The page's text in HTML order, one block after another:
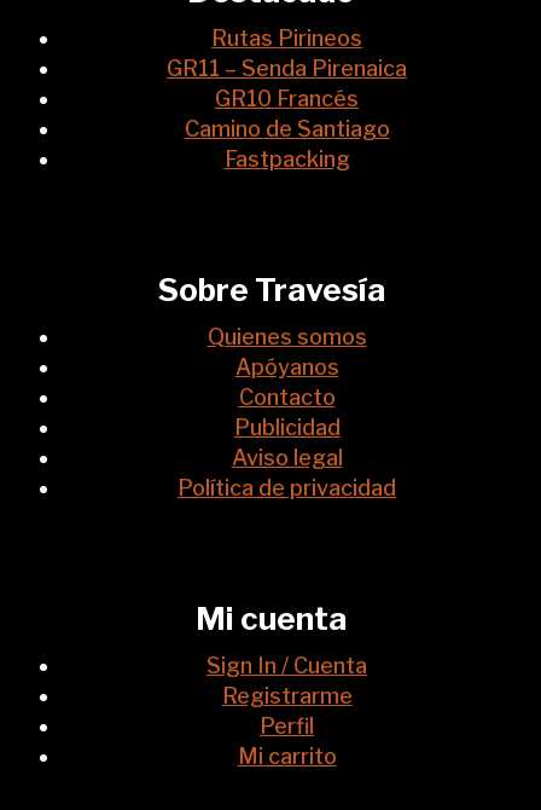
Rutas Pirineos
GR11 – Senda Pirenaica
GR10 Francés
Camino de Santiago
Fastpacking
Sobre Travesía
Quienes somos
Apóyanos
Contacto
Publicidad
Aviso legal
Política de privacidad
Mi cuenta
Sign In / Cuenta
Registrarme
Perfil
Mi carrito